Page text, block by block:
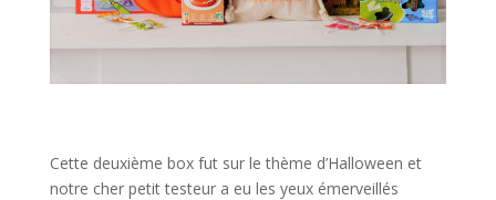
Cette deuxième box fut sur le thème d’Halloween et
notre cher petit testeur a eu les yeux émerveillés